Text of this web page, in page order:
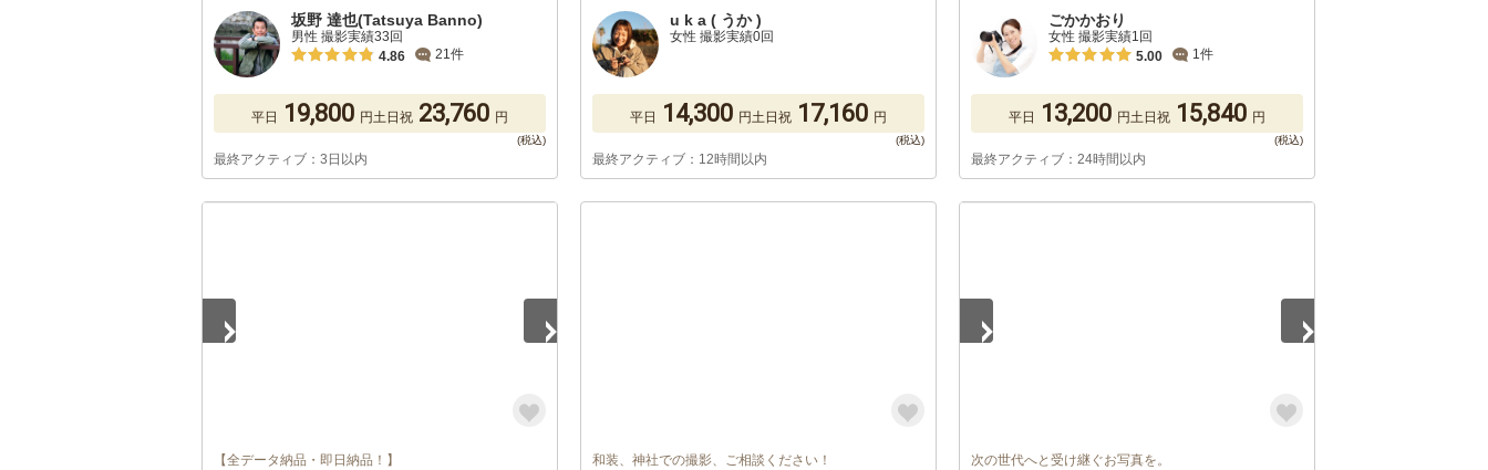
坂野 達也(Tatsuya Banno)
男性 撮影実績33回
4.86
21件
平日 19,800 円土日祝 23,760 円
最終アクティブ：3日以内
u k a ( うか )
女性 撮影実績0回
平日 14,300 円土日祝 17,160 円
最終アクティブ：12時間以内
ごかかおり
女性 撮影実績1回
5.00
1件
平日 13,200 円土日祝 15,840 円
最終アクティブ：24時間以内
【全データ納品・即日納品！】 和装、神社での撮影、ご相談ください！ 次の世代へと受け継ぐお写真を。